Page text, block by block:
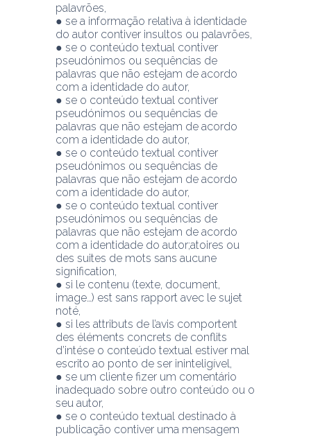
palavrões,
● se a informação relativa à identidade
do autor contiver insultos ou palavrões,
● se o conteúdo textual contiver
pseudónimos ou sequências de
palavras que não estejam de acordo
com a identidade do autor,
● se o conteúdo textual contiver
pseudónimos ou sequências de
palavras que não estejam de acordo
com a identidade do autor,
● se o conteúdo textual contiver
pseudónimos ou sequências de
palavras que não estejam de acordo
com a identidade do autor,
● se o conteúdo textual contiver
pseudónimos ou sequências de
palavras que não estejam de acordo
com a identidade do autor;atoires ou
des suites de mots sans aucune
signification,
● si le contenu (texte, document,
image…) est sans rapport avec le sujet
noté,
● si les attributs de l’avis comportent
des éléments concrets de conflits
d’intése o conteúdo textual estiver mal
escrito ao ponto de ser ininteligível,
● se um cliente fizer um comentário
inadequado sobre outro conteúdo ou o
seu autor,
● se o conteúdo textual destinado à
publicação contiver uma mensagem